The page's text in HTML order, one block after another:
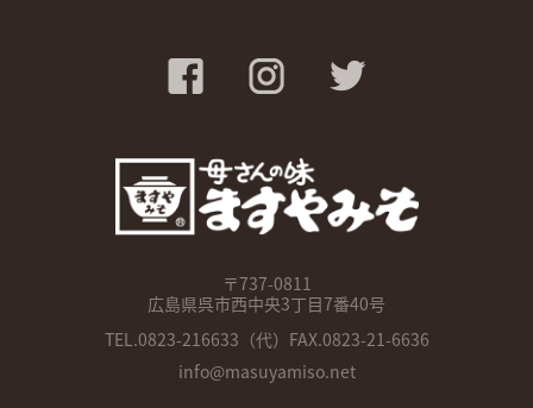
〒737-0811
広島県呉市西中央3丁目7番40号
TEL.0823-216633 （代）FAX.0823-21-6636
info@masuyamiso.net